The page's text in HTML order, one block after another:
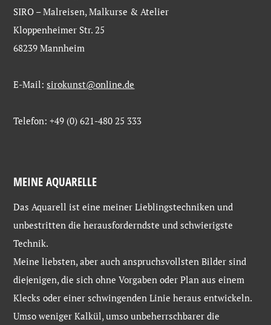
SIRO – Malreisen, Malkurse & Atelier
Kloppenheimer Str. 25
68239 Mannheim
E-Mail: sirokunst@online.de
Telefon: +49 (0) 621-480 25 333
MEINE AQUARELLE
Das Aquarell ist eine meiner Lieblingstechniken und
unbestritten die herausforderndste und schwierigste
Technik.
Meine liebsten, aber auch anspruchsvollsten Bilder sind
diejenigen, die sich ohne Vorgaben oder Plan aus einem
Klecks oder einer schwingenden Linie heraus entwickeln.
Umso weniger Kalkül, umso unbeherrschbarer die